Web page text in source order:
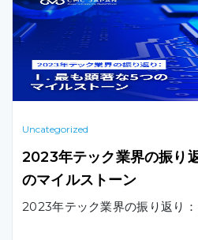
Uncategorized
2023年テック業界の振り
のマイルストーン
2023年テック業界の振り返り